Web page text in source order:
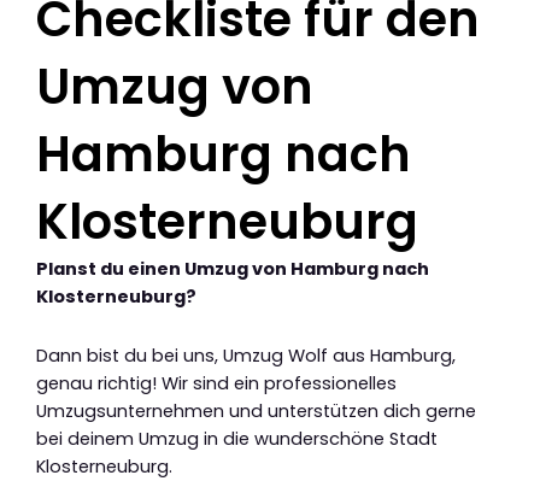
Checkliste für den
Umzug von
Hamburg nach
Klosterneuburg
Planst du einen Umzug von Hamburg nach
Klosterneuburg?
Dann bist du bei uns, Umzug Wolf aus Hamburg,
genau richtig! Wir sind ein professionelles
Umzugsunternehmen und unterstützen dich gerne
bei deinem Umzug in die wunderschöne Stadt
Klosterneuburg.